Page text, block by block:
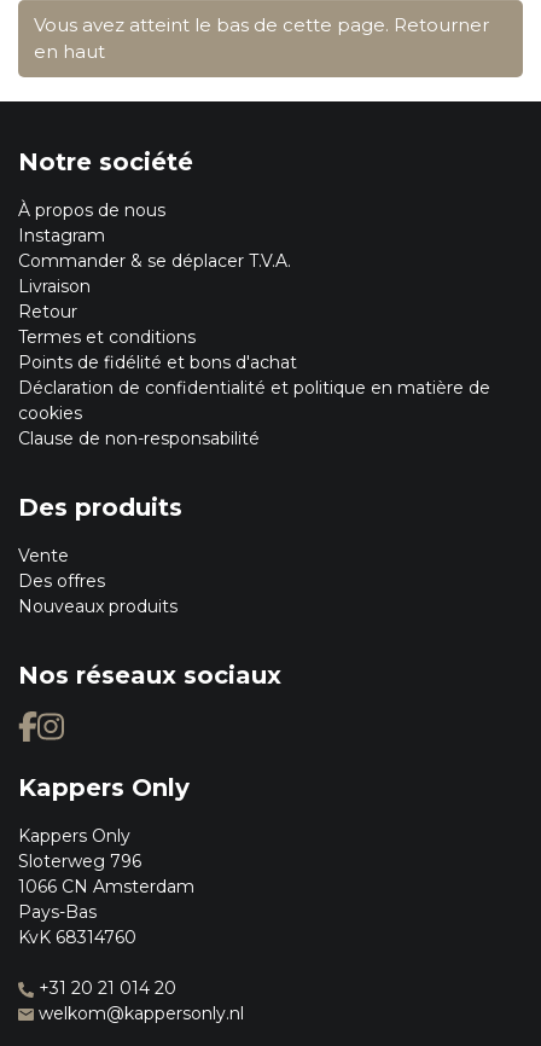
Vous avez atteint le bas de cette page. Retourner
en haut
Notre société
À propos de nous
Instagram
Commander & se déplacer T.V.A.
Livraison
Retour
Termes et conditions
Points de fidélité et bons d'achat
Déclaration de confidentialité et politique en matière de
cookies
Clause de non-responsabilité
Des produits
Vente
Des offres
Nouveaux produits
Nos réseaux sociaux
Kappers Only
Kappers Only
Sloterweg 796
1066 CN Amsterdam
Pays-Bas
KvK 68314760
+31 20 21 014 20
welkom@kappersonly.nl